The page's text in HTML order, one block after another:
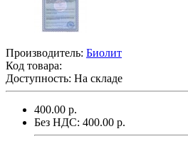
Производитель: Биолит
Код товара:
Доступность: На складе
400.00 р.
Без НДС: 400.00 р.